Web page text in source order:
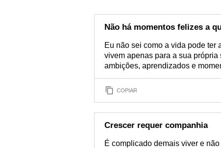
Não há momentos felizes a
Eu não sei como a vida pode ter
vivem apenas para a sua
ambições, aprendizados e
COPIAR
Crescer requer companhia
É complicado demais viver e